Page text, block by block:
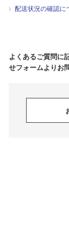
配送状況の確認に
よくあるご質問に
せフォームよりお